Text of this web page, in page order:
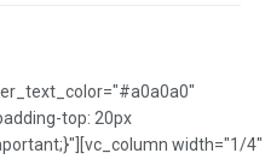
top: 20px
width="1/4"